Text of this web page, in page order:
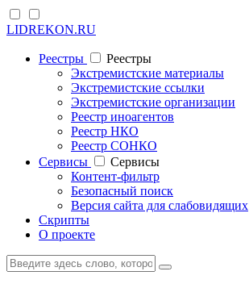
LIDREKON.RU
Реестры
Реестры
Экстремистские материалы
Экстремистские ссылки
Экстремистские организации
Реестр иноагентов
Реестр НКО
Реестр СОНКО
Cервисы
Cервисы
Контент-фильтр
Безопасный поиск
Версия сайта для слабовидящих
Скрипты
О проекте